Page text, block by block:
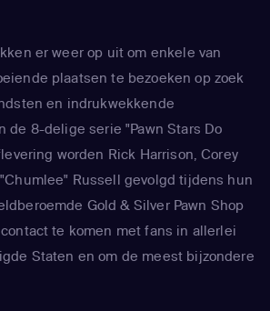
er weer op uit om enkele van
plaatsen te bezoeken op zoek
en indrukwekkende
de 8-delige serie "Pawn Stars Do
worden Rick Harrison, Corey
Russell gevolgd tijdens hun
Gold & Silver Pawn Shop
te komen met fans in allerlei
Staten en om de meest bijzondere